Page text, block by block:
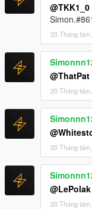
@TKK1_0
20 Tháng
@ThatPat
20 Tháng
20 Tháng
@LePolak
20 Tháng